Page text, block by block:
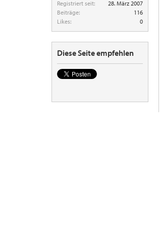
Registriert seit:
28. März 2007
Beiträge:
116
Likes:
0
Diese Seite empfehlen